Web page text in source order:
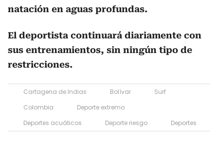
natación en aguas profundas.
El deportista continuará diariamente con
sus entrenamientos, sin ningún tipo de
restricciones.
Cartagena de Indias Bolívar
Surf
Colombia
Deporte extremo
Deportes acuáticos
Deporte riesgo Deportes